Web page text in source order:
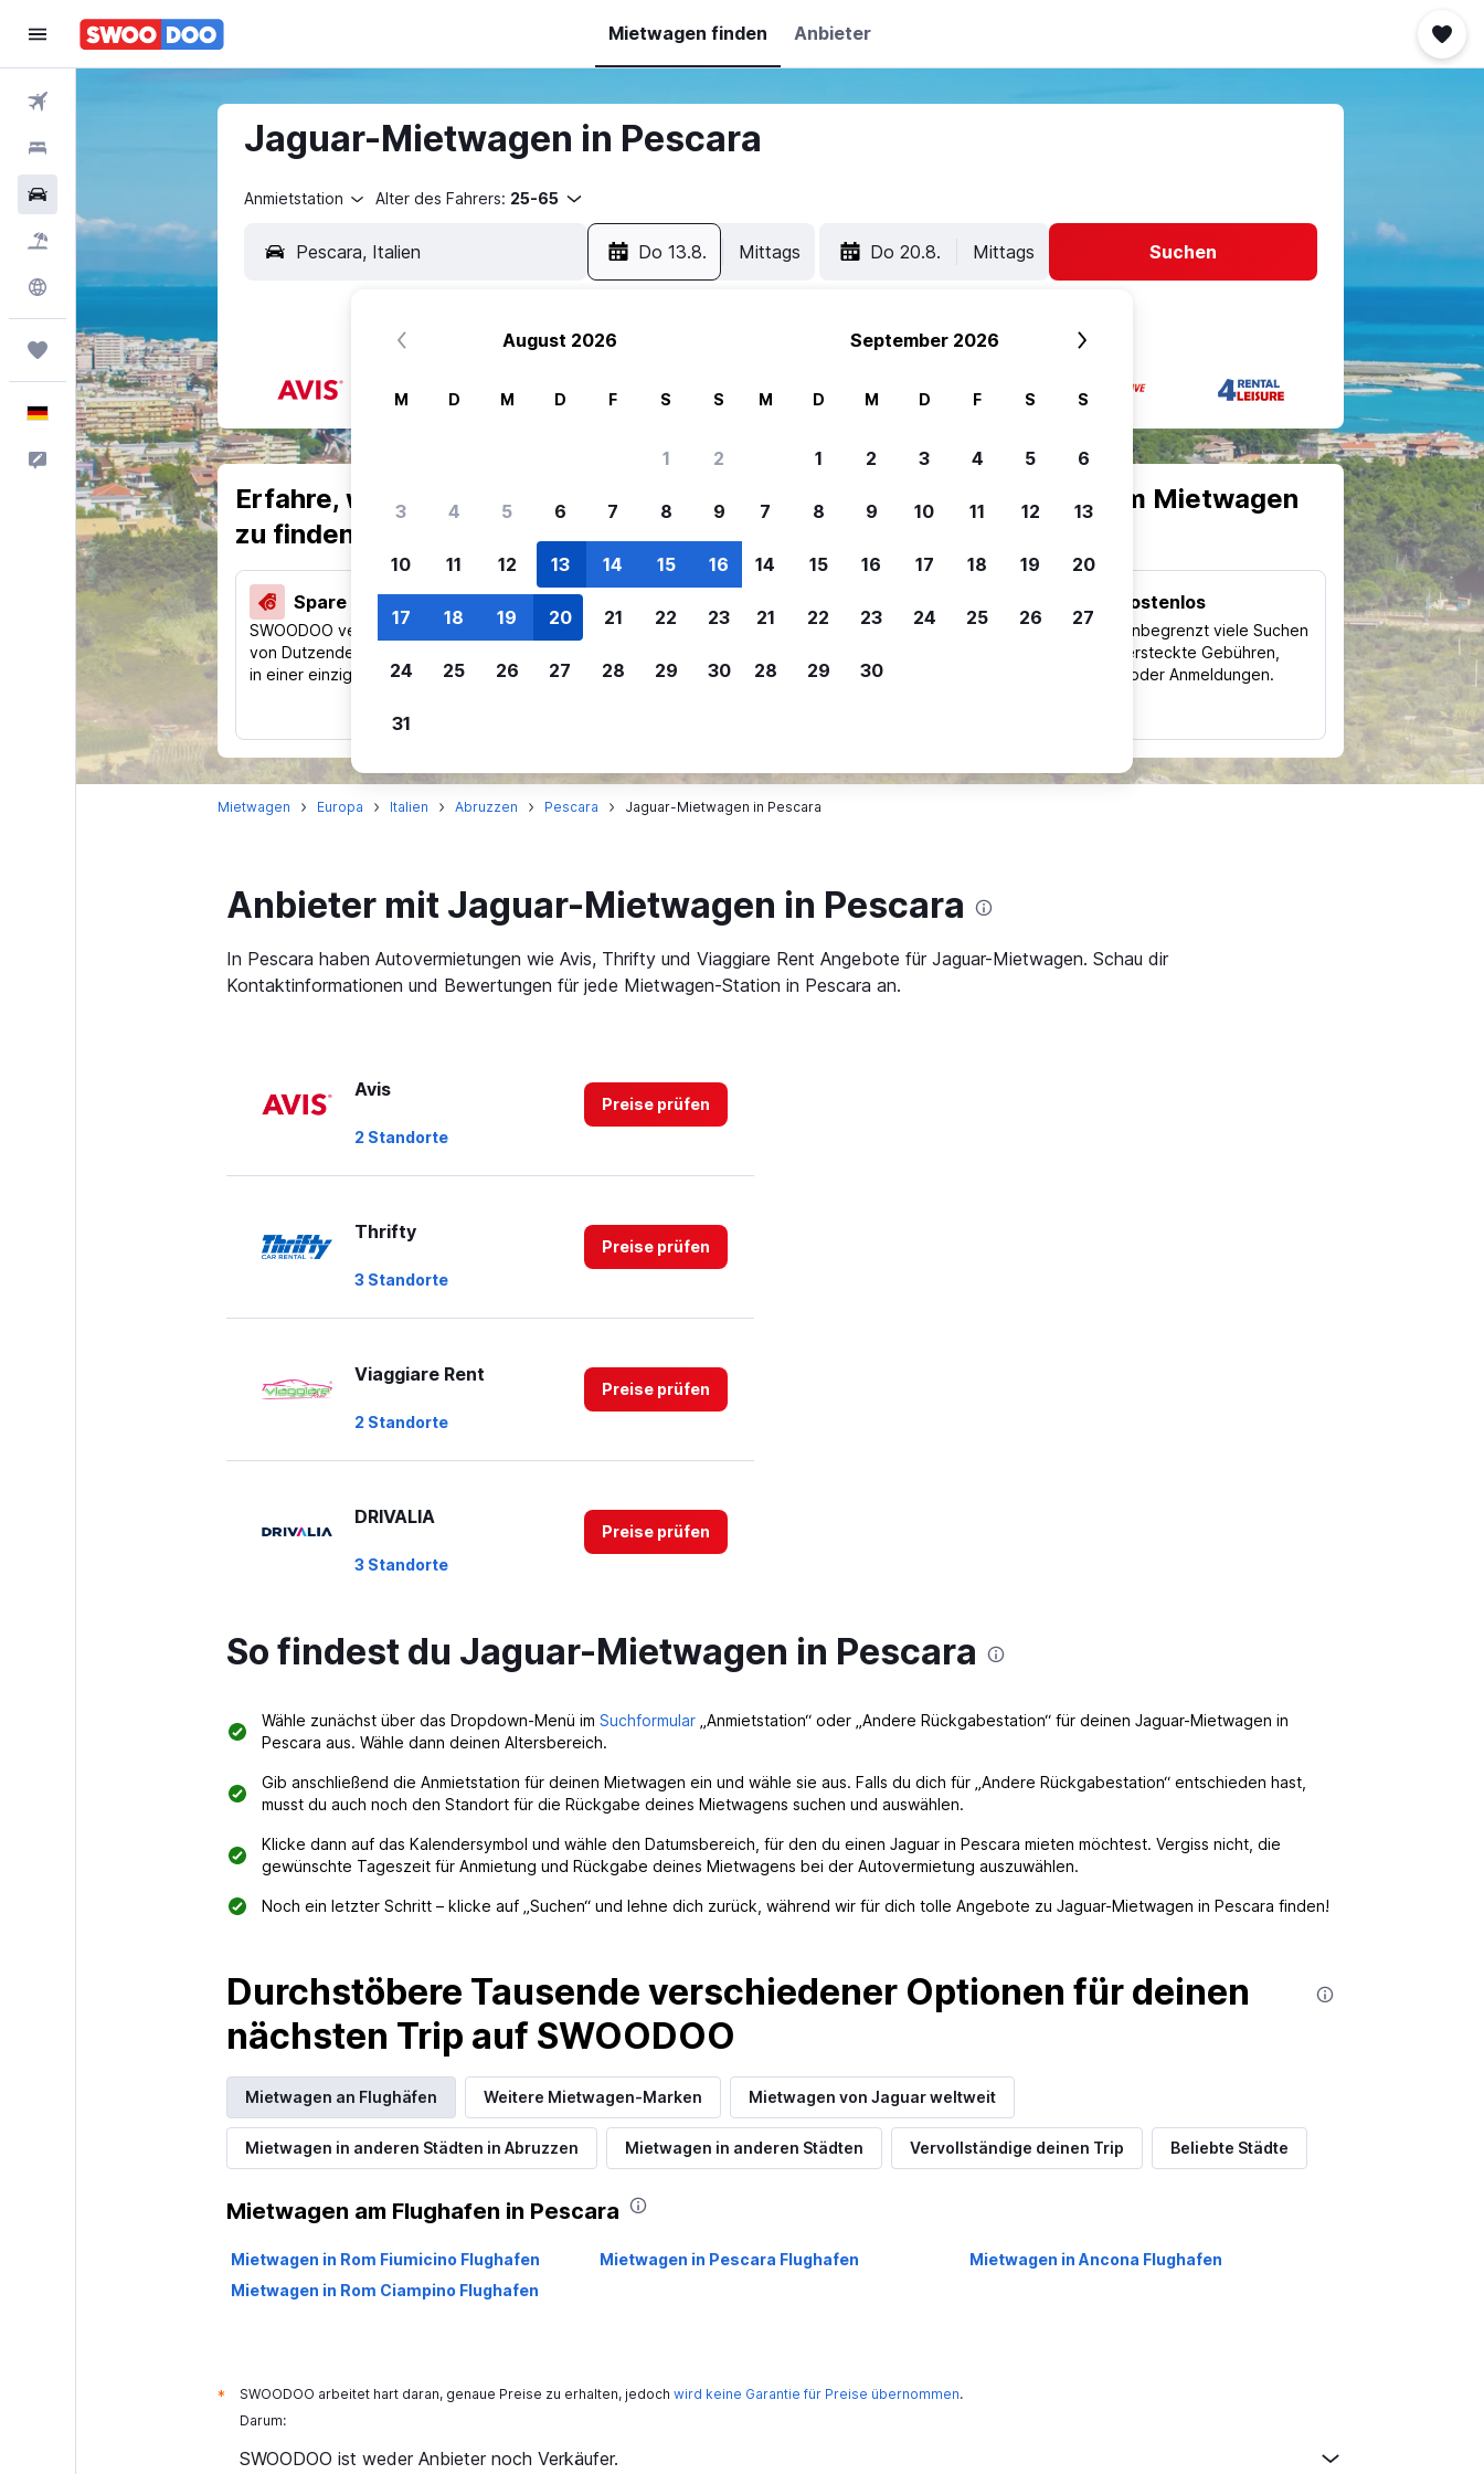
Mietwagen finden Anbieter
Pauschalreisen
Explore
Trips
Deutsch
Feedback
Jaguar-Mietwagen in Pescara
Anmietstation Alter des Fahrers: 25-65
Do 13.8. Mittags Do 20.8. Mittags Suchen
Erfahre, warum unsere Reisenden sich für SWOODOO entscheiden, um Mietwagen
zu finden.
Spare 40 % und mehr
SWOODOO vergleicht Preise
von Dutzenden Reise-Websites
in einer einzigen Suche.
Preisalarm
Lass dich benachrichtigen,
um kein tolles Angebot zu
Anpassung von Trips
Mietwagenergebnisse nach
Kostenlos
Nutze unbegrenzt viele Suchen
ohne versteckte Gebühren,
Kosten oder Anmeldungen.
Mietwagen Europa Italien Abruzzen Pescara Jaguar-Mietwagen in Pescara
Anbieter mit Jaguar-Mietwagen in Pescara
In Pescara haben Autovermietungen wie Avis, Thrifty und Viaggiare Rent Angebote für Jaguar-Mietwagen. Schau dir
Kontaktinformationen und Bewertungen für jede Mietwagen-Station in Pescara an.
Avis
2 Standorte
Preise prüfen
Thrifty
3 Standorte
Preise prüfen
Viaggiare Rent
2 Standorte
Preise prüfen
DRIVALIA
3 Standorte
Preise prüfen
Ecovia
Fourwheels renting
1 Standort
Preise prüfen
2 Standorte
Rental4Leisure
1 Standort
Preise prüfen
So findest du Jaguar-Mietwagen in Pescara
Wähle zunächst über das Dropdown-Menü im Suchformular„Anmietstation“ oder „Andere Rückgabestation“ für deinen Jaguar-Mietwagen in
Pescara aus. Wähle dann deinen Altersbereich.
Gib anschließend die Anmietstation für deinen Mietwagen ein und wähle sie aus. Falls du dich für „Andere Rückgabestation“ entschieden hast,
musst du auch noch den Standort für die Rückgabe deines Mietwagens suchen und auswählen.
Klicke dann auf das Kalendersymbol und wähle den Datumsbereich, für den du einen Jaguar in Pescara mieten möchtest. Vergiss nicht, die
gewünschte Tageszeit für Anmietung und Rückgabe deines Mietwagens bei der Autovermietung auszuwählen.
Noch ein letzter Schritt – klicke auf „Suchen“ und lehne dich zurück, während wir für dich tolle Angebote zu Jaguar-Mietwagen in Pescara finden!
Durchstöbere Tausende verschiedener Optionen für deinen
nächsten Trip auf SWOODOO
Mietwagen an Flughäfen Weitere Mietwagen-Marken Mietwagen von Jaguar weltweit
Mietwagen in anderen Städten in Abruzzen Mietwagen in anderen Städten Vervollständige deinen Trip Beliebte Städte
Mietwagen am Flughafen in Pescara
Mietwagen in Rom Fiumicino Flughafen Mietwagen in Pescara Flughafen
Mietwagen in Ancona Flughafen
Mietwagen in Rom Ciampino Flughafen
* SWOODOO arbeitet hart daran, genaue Preise zu erhalten, jedoch wird keine Garantie für Preise übernommen.
Darum:
SWOODOO ist weder Anbieter noch Verkäufer.
August 2026
M D M D F S S
1 2
3 4 5 6 7 8 9
10 11 12 13 14 15 16
17 18 19 20 21 22 23
24 25 26 27 28 29 30
31
September 2026
M D M D F S S
1 2 3 4 5 6
7 8 9 10 11 12 13
14 15 16 17 18 19 20
21 22 23 24 25 26 27
28 29 30